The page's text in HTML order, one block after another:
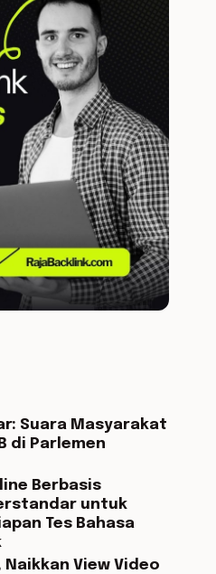
Suara Masyarakat
di Parlemen
Berbasis
untuk
Tes Bahasa
Naikkan View Video